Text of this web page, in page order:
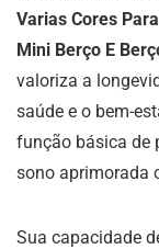
Varias Cores
Mini Berço E
valoriza a
saúde e o bem-
função básica de
sono aprimorada
Sua capacidade